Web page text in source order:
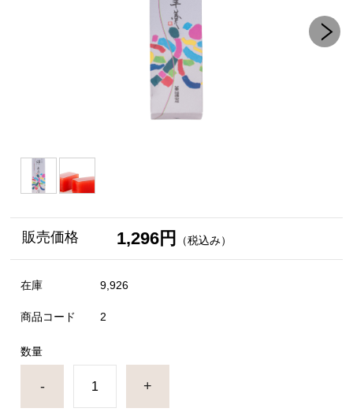
販売価格 1,296円 （税込み）
在庫 9,926
商品コード 2
数量
- +